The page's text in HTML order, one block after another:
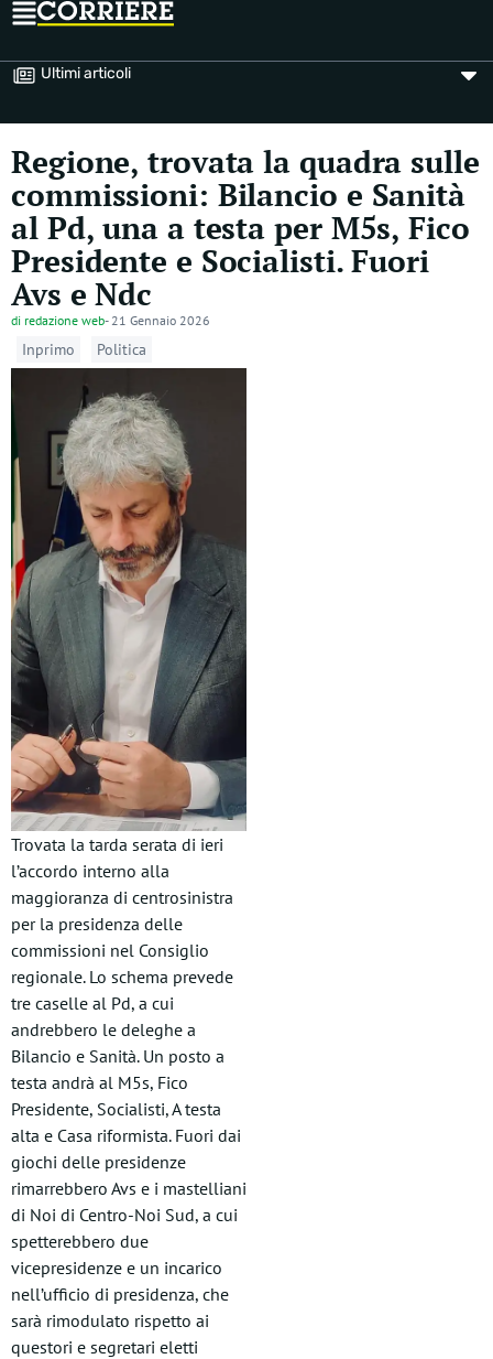
Ultimi articoli
Regione, trovata la quadra sulle
commissioni: Bilancio e Sanità
al Pd, una a testa per M5s, Fico
Presidente e Socialisti. Fuori
Avs e Ndc
di redazione web- 21 Gennaio 2026
Inprimo Politica
Trovata la tarda serata di ieri
l’accordo interno alla
maggioranza di centrosinistra
per la presidenza delle
commissioni nel Consiglio
regionale. Lo schema prevede
tre caselle al Pd, a cui
andrebbero le deleghe a
Bilancio e Sanità. Un posto a
testa andrà al M5s, Fico
Presidente, Socialisti, A testa
alta e Casa riformista. Fuori dai
giochi delle presidenze
rimarrebbero Avs e i mastelliani
di Noi di Centro-Noi Sud, a cui
spetterebbero due
vicepresidenze e un incarico
nell’ufficio di presidenza, che
sarà rimodulato rispetto ai
questori e segretari eletti